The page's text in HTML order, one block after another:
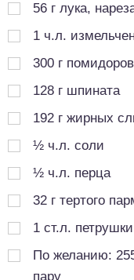
56 г лука,
1 ч.л.
300 г
128 г шпината
192 г жирных
½ ч.л. соли
½ ч.л. перца
32 г тертого
1 ст.л. петрушки
По желанию:
пару